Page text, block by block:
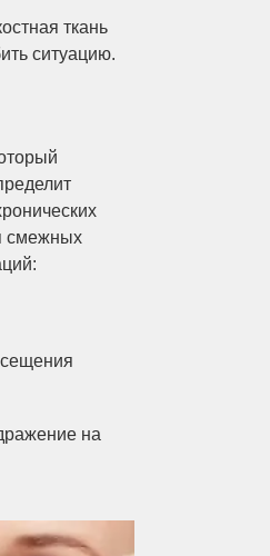
ткань
ситуацию.
смежных
на